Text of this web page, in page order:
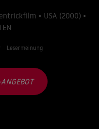
• USA (2000) •
Lesermeinung